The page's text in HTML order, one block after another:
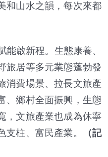
和山水之韻，每次來都
啟新程。生態康養、
旅居等多元業態蓬勃發
消費場景、拉長文旅產
、鄉村全面振興，生態
，文旅產業也成為休寧
支柱、富民產業。
（記